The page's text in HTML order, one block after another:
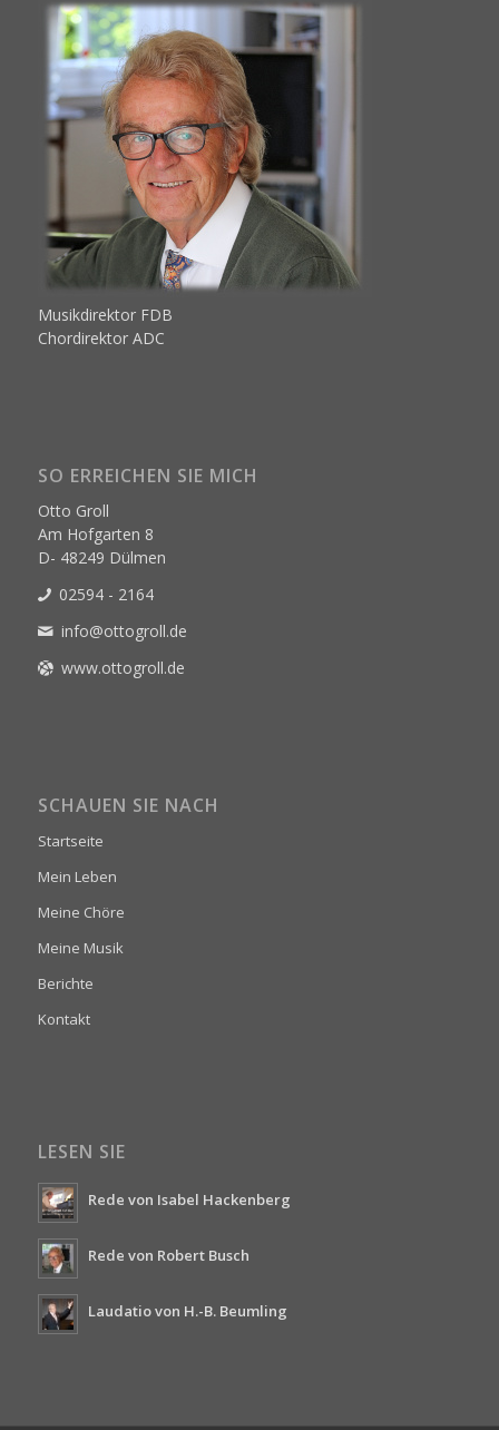
Musikdirektor FDB
Chordirektor ADC
SO ERREICHEN SIE MICH
Otto Groll
Am Hofgarten 8
D- 48249 Dülmen
02594 - 2164
info@ottogroll.de
www.ottogroll.de
SCHAUEN SIE NACH
Startseite
Mein Leben
Meine Chöre
Meine Musik
Berichte
Kontakt
LESEN SIE
Rede von Isabel Hackenberg
Rede von Robert Busch
Laudatio von H.-B. Beumling